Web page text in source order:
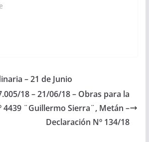
de
N° – 21 de Junio
18 – 21/06/18 – Obras para la
4439 ¨Guillermo Sierra¨, Metán –
Declaración Nº 134/18